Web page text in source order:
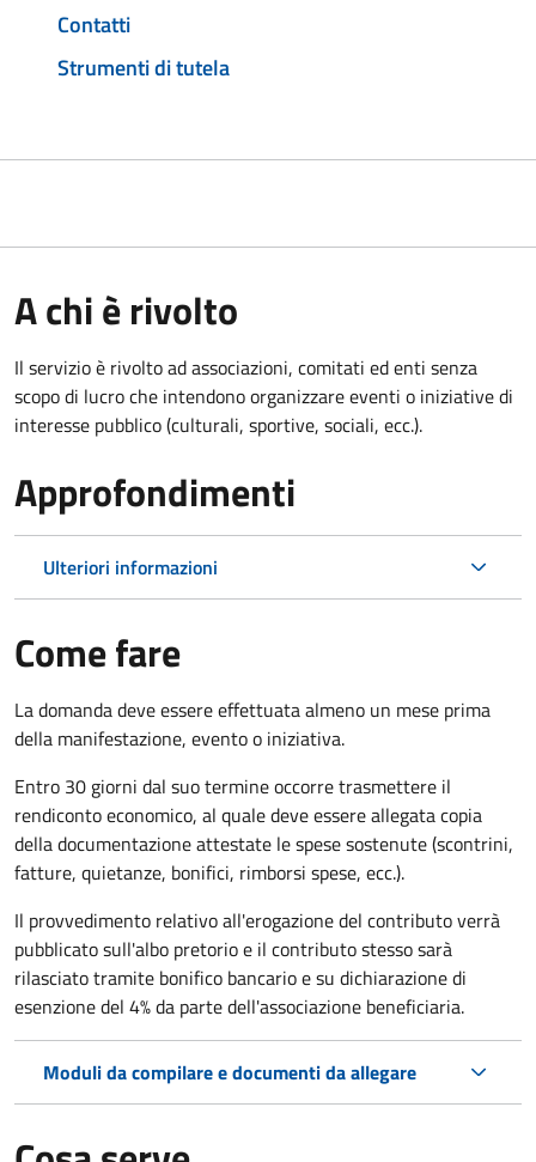
Contatti
Strumenti di tutela
A chi è rivolto
Il servizio è rivolto ad associazioni, comitati ed enti senza
scopo di lucro che intendono organizzare eventi o iniziative di
interesse pubblico (culturali, sportive, sociali, ecc.).
Approfondimenti
Ulteriori informazioni
Come fare
La domanda deve essere effettuata almeno un mese prima
della manifestazione, evento o iniziativa.
Entro 30 giorni dal suo termine occorre trasmettere il
rendiconto economico, al quale deve essere allegata copia
della documentazione attestate le spese sostenute (scontrini,
fatture, quietanze, bonifici, rimborsi spese, ecc.).
Il provvedimento relativo all'erogazione del contributo verrà
pubblicatosull'albo pretorio e il contributo stesso sarà
rilasciato tramite bonifico bancario e su dichiarazione di
esenzione del 4% da parte dell'associazione beneficiaria.
Moduli da compilare e documenti da allegare